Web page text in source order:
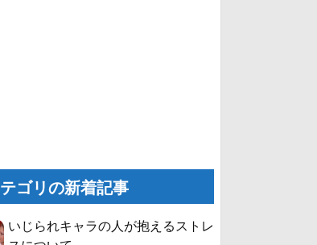
ゴリの新着記事
いじられキャラの人が抱えるストレ